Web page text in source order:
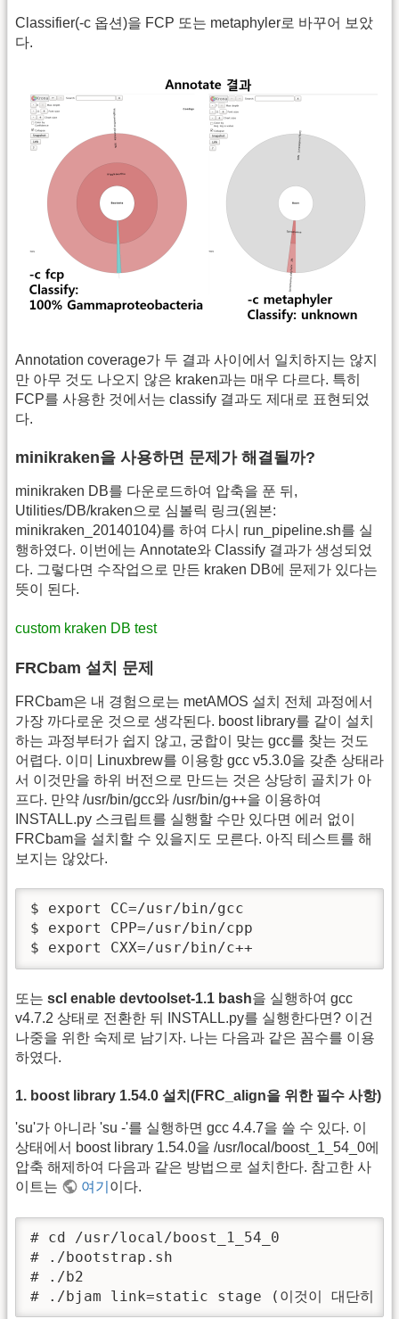
Classifier(-c 옵션)을 FCP 또는 metaphyler로 바꾸어 보았
다.
Annotation coverage가 두 결과 사이에서 일치하지는 않지
만 아무 것도 나오지 않은 kraken과는 매우 다르다. 특히
FCP를 사용한 것에서는 classify 결과도 제대로 표현되었
다.
minikraken을 사용하면 문제가 해결될까?
minikraken DB를 다운로드하여 압축을 푼 뒤,
Utilities/DB/kraken으로 심볼릭 링크(원본:
minikraken_20140104)를 하여 다시 run_pipeline.sh를 실
행하였다. 이번에는 Annotate와 Classify 결과가 생성되었
다. 그렇다면 수작업으로 만든 kraken DB에 문제가 있다는
뜻이 된다.
custom kraken DB test
FRCbam 설치 문제
FRCbam은 내 경험으로는 metAMOS 설치 전체 과정에서
가장 까다로운 것으로 생각된다. boost library를 같이 설치
하는 과정부터가 쉽지 않고, 궁합이 맞는 gcc를 찾는 것도
어렵다. 이미 Linuxbrew를 이용항 gcc v5.3.0을 갖춘 상태라
서 이것만을 하위 버전으로 만드는 것은 상당히 골치가 아
프다. 만약 /usr/bin/gcc와 /usr/bin/g++을 이용하여
INSTALL.py 스크립트를 실행할 수만 있다면 에러 없이
FRCbam을 설치할 수 있을지도 모른다. 아직 테스트를 해
보지는 않았다.
$ export CC=/usr/bin/gcc
$ export CPP=/usr/bin/cpp
$ export CXX=/usr/bin/c++
또는 scl enable devtoolset-1.1 bash을 실행하여 gcc
v4.7.2 상태로 전환한 뒤 INSTALL.py를 실행한다면? 이건
나중을 위한 숙제로 남기자. 나는 다음과 같은 꼼수를 이용
하였다.
1. boost library 1.54.0 설치(FRC_align을 위한 필수 사항)
'su'가 아니라 'su -'를 실행하면 gcc 4.4.7을 쓸 수 있다. 이
상태에서 boost library 1.54.0을 /usr/local/boost_1_54_0에
압축 해제하여 다음과 같은 방법으로 설치한다. 참고한 사
이트는
여기 이다.
# cd /usr/local/boost_1_54_0
# ./bootstrap.sh
# ./b2
# ./bjam link=static stage (이것이 대단히 중